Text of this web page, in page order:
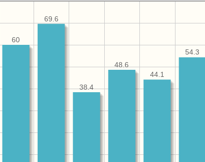
54.3
44.1
48.6
38.4
69.6
60